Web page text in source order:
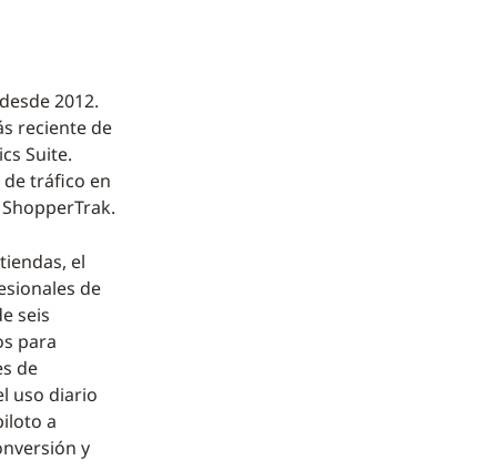
2012.
reciente de
Suite.
tráfico en
el
de
seis
para
de
uso diario
a
y